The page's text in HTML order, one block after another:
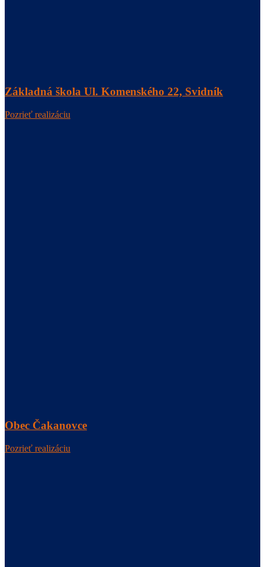
Základná škola Ul. Komenského 22, Svidník
Pozrieť realizáciu
Obec Čakanovce
Pozrieť realizáciu